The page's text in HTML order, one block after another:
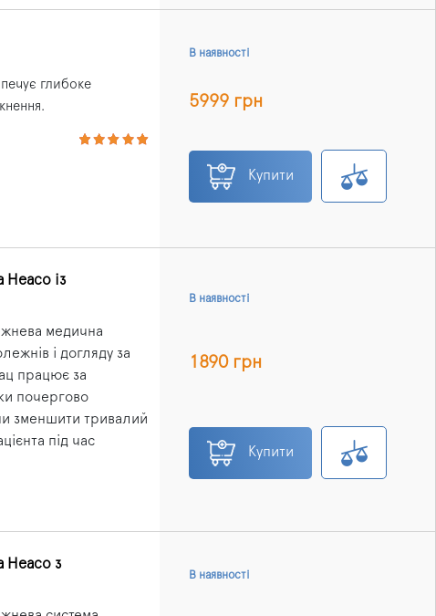
глибоке
В наявності
5999 грн
Купити
Heaco із
медична
і догляду за
працює за
почергово
зменшити тривалий
під час
В наявності
1890 грн
Купити
Heaco з
В наявності